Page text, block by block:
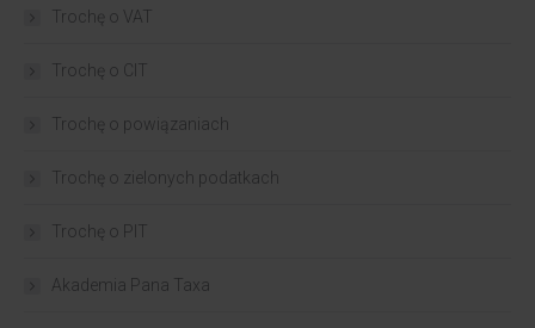
Trochę o VAT
Trochę o CIT
Trochę o powiązaniach​
Trochę o zielonych podatkach
Trochę o PIT
Akademia Pana Taxa